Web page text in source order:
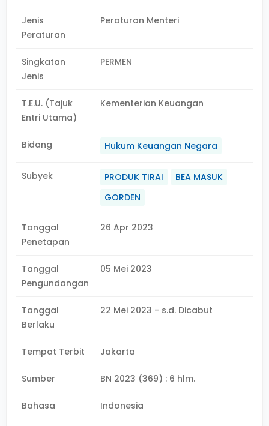
Jenis
Peraturan
Peraturan Menteri
Singkatan
Jenis
PERMEN
T.E.U. (Tajuk
Entri Utama)
Kementerian Keuangan
Bidang Hukum Keuangan Negara
Subyek PRODUK TIRAI
BEA MASUK
GORDEN
Tanggal
Penetapan
26 Apr 2023
Tanggal
Pengundangan
05 Mei 2023
Tanggal
Berlaku
22 Mei 2023 - s.d. Dicabut
Tempat Terbit Jakarta
Sumber BN 2023 (369) : 6 hlm.
Bahasa Indonesia